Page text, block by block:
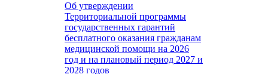
Об утверждении
Территориальной программы
государственных гарантий
бесплатного оказания гражданам
медицинской помощи на 2026
год и на плановый период 2027 и
2028 годов